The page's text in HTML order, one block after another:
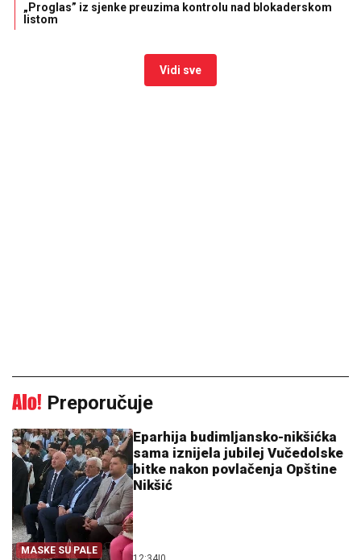
„Proglas” iz sjenke preuzima kontrolu nad blokaderskom
listom
Vidi sve
Preporučuje
MASKE SU PALE
Eparhija budimljansko-nikšićka
sama iznijela jubilej Vučedolske
bitke nakon povlačenja Opštine
Nikšić